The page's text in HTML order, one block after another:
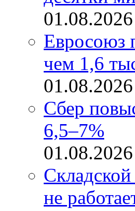
Евросоюз
чем 1,6
Сбер
6,5–7%
не